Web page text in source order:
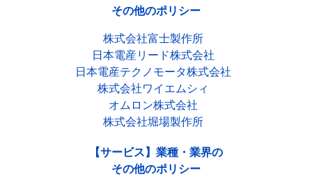
その他のポリシー
株式会社富士製作所
日本電産リード株式会社
日本電産テクノモータ株式会社
株式会社ワイエムシィ
オムロン株式会社
株式会社堀場製作所
【サービス】業種・業界の
その他のポリシー